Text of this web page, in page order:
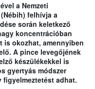
a Nemzeti
felhívja a
során keletkező
koncentrációban
is okozhat, amennyiben
A pince levegőjének
készülékekkel is
gyertyás módszer
adhat.